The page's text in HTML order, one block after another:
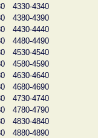
4330-4340
4380-4390
4430-4440
4480-4490
4530-4540
4580-4590
4630-4640
4680-4690
4730-4740
4780-4790
4830-4840
4880-4890